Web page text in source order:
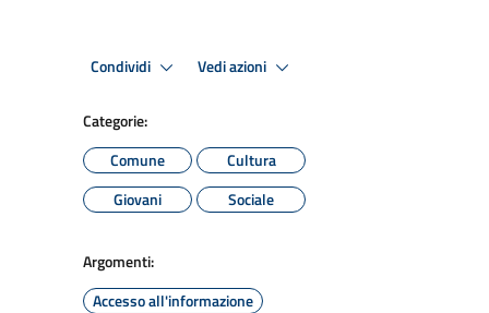
Condividi Vedi azioni
Categorie:
Comune
Cultura
Giovani
Sociale
Argomenti:
Accesso all'informazione